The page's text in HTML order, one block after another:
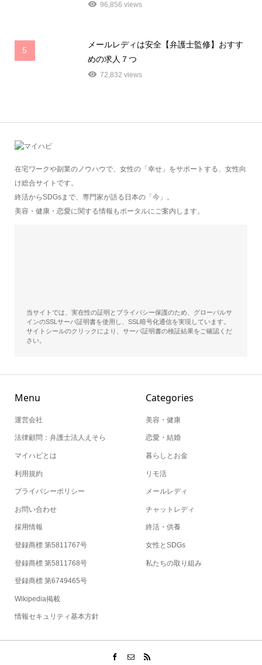
96,856 views
5
メールレディは安全【弁護士監修】おすす
めの求人７つ
72,832 views
在宅ワークや副業のノウハウで、女性の「幸せ」をサポートする、女性向
け総合サイトです。
終活からSDGsまで、専門家が語る日本の「今」。
美容・健康・恋愛に関する情報もポータルにご案内します。
当サイトでは、実在性の証明とプライバシー保護のため、グローバルサ
インのSSLサーバ証明書を使用し、SSL暗号化通信を実現しています。
サイトシールのクリックにより、サーバ証明書の検証結果をご確認くだ
さい。
Menu
運営会社
法律顧問：弁護士法人えそら
マイハピとは
利用規約
プライバシーポリシー
お問い合わせ
採用情報
登録商標 第5811767号
登録商標 第5811768号
登録商標 第6749465号
Wikipedia掲載
情報セキュリティ基本方針
Categories
美容・健康
恋愛・結婚
暮らしとお金
リモ活
メールレディ
チャットレディ
終活・供養
女性とSDGs
私たちの取り組み